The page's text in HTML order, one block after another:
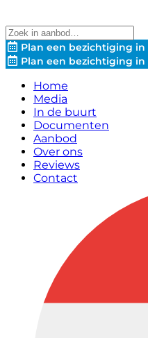
Plan een bezichtiging in
Plan een bezichtiging in
Home
Media
In de buurt
Documenten
Aanbod
Over ons
Reviews
Contact